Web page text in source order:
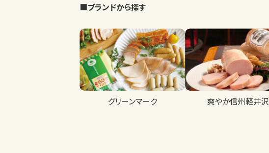
■ブランドから探す
グリーンマーク 爽やか信州軽井沢